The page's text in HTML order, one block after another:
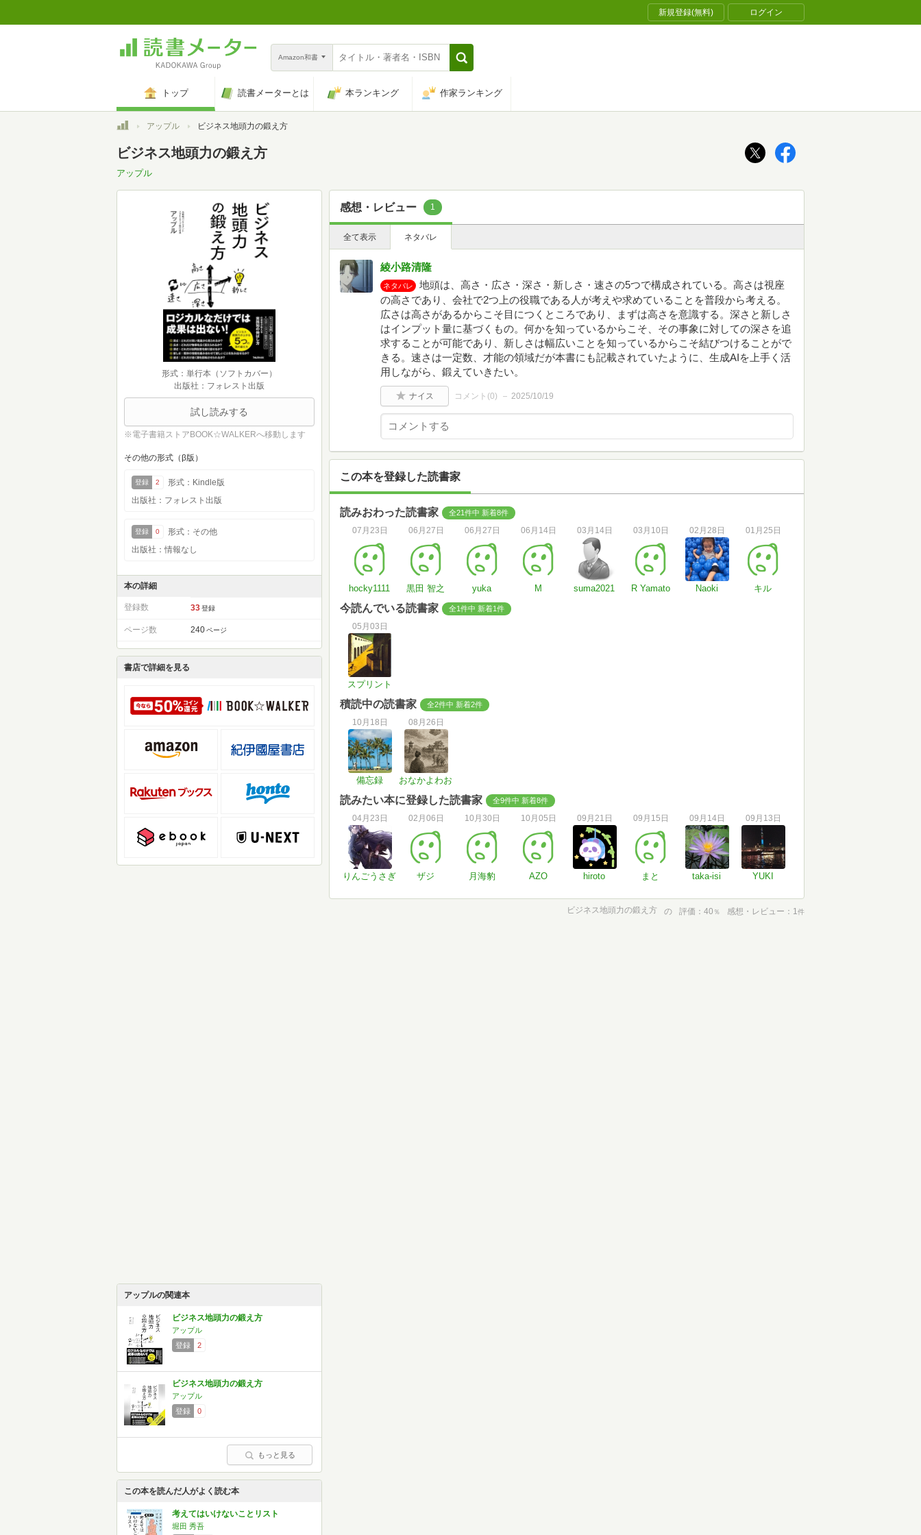
新規登録(無料) ログイン
Amazon和書
トップ 読書メーターとは 本ランキング 作家ランキング
トップアップル ビジネス地頭力の鍛え方
ビジネス地頭力の鍛え方
アップル
形式：単行本（ソフトカバー）
出版社：フォレスト出版
試し読みする
※電子書籍ストアBOOK☆WALKERへ移動します
その他の形式（β版）
登録 2
形式：Kindle版
出版社：フォレスト出版
登録 0
形式：その他
出版社：情報なし
本の詳細
登録数 33 登録
ページ数 240 ページ
書店で詳細を見る
アップルの関連本
ビジネス地頭力の鍛え方
アップル
登録
2
ビジネス地頭力の鍛え方
アップル
登録
0
もっと見る
この本を読んだ人がよく読む本
考えてはいけないことリスト
堀田 秀吾
感想・レビュー 1
全て表示 ネタバレ
綾小路清隆
ネタバレ
地頭は、高さ・広さ・深さ・新しさ・速さの5つで構成されている。高さは視座
の高さであり、会社で2つ上の役職である人が考えや求めていることを普段から考える。
広さは高さがあるからこそ目につくところであり、まずは高さを意識する。深さと新しさ
はインプット量に基づくもの。何かを知っているからこそ、その事象に対しての深さを追
求することが可能であり、新しさは幅広いことを知っているからこそ結びつけることがで
きる。速さは一定数、才能の領域だが本書にも記載されていたように、生成AIを上手く活
用しながら、鍛えていきたい。
ナイス コメント(0) 2025/10/19
この本を登録した読書家
読みおわった読書家 全21件中 新着8件
07月23日
hocky1111
06月27日
黒田 智之
06月27日
yuka
06月14日
M
03月14日
suma2021
03月10日
R Yamato
02月28日
Naoki
01月25日
キル
今読んでいる読書家 全1件中 新着1件
05月03日
スプリント
積読中の読書家 全2件中 新着2件
10月18日
備忘録
08月26日
おなかよわお
読みたい本に登録した読書家 全9件中 新着8件
04月23日
りんごうさぎ
02月06日
ザジ
10月30日
月海豹
10月05日
AZO
09月21日
hiroto
09月15日
まと
09月14日
taka-isi
09月13日
YUKI
ビジネス地頭力の鍛え方 の 評価 40 ％ 感想・レビュー 1件